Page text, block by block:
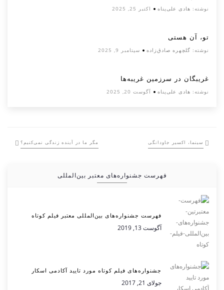
نوشته: هادی علی‌پناه اکتبر 25, 2025
تو، آن هستی
نوشته: گلچهره صادق‌زاده سپتامبر 9, 2025
غریبگان در سرزمین غریبه‌ها
نوشته: هادی علی‌پناه آگوست 20, 2025
مگر ما در آینده زندگی نمی‌کنیم؟ سینما، اکسیر جاودانگی
فهرست جشنواره‌های معتبر بین‌المللی
فهرست جشنواره‌های بین‌المللی معتبر فیلم کوتاه
آگوست 13, 2019
جشنواره‌های فیلم کوتاه مورد تایید آکادمی اسکار
جولای 21, 2017